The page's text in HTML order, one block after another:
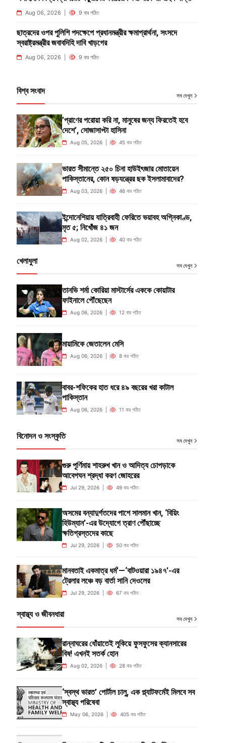
Aug 06, 2026 | 9 বার পঠিত
ছাত্রদের ওপর পুলিশি পদক্ষেপে প্রধানমন্ত্রীর ক্ষমাপ্রার্থনা, সংসদে
স্বরাষ্ট্রমন্ত্রীর জবাবদিহি দাবি খাড়গের
Aug 06, 2026 | 9 বার পঠিত
বিশ্ব সংবাদ সব দেখুন
’প্রাণের পরোয়া করি না, মানুষের জন্য ফিরতেই হবে
দেশে’, সোজাসাপ্টা হাসিনা
Aug 05, 2026 | 45 বার পঠিত
ভারত সীমান্তে ২৫০ চিনা হাউইৎজার মোতায়েন
পাকিস্তানের, কোন ষড়যন্ত্রের ছক ইসলামাবাদের?
Aug 03, 2026 | 46 বার পঠিত
ইন্দোনেশিয়ায় যাত্রিবাহী ফেরিতে ভয়াবহ অগ্নিকাণ্ড,
মৃত ৫; নিখোঁজ ৪১ জন
Aug 02, 2026 | 40 বার পঠিত
খেলাধুলা সব দেখুন
তানভি শর্মা কোরিয়া মাস্টার্সের এককে কোয়াটার
ফাইনালে পৌঁছেছেন
Aug 06, 2026 | 12 বার পঠিত
মায়ামিকে জেতালেন মেসি
Aug 06, 2026 | 8 বার পঠিত
বাবর-শফিকের হাত ধরে ৪৯ বছরের খরা কাটাল
পাকিস্তান
Aug 06, 2026 | 11 বার পঠিত
বিনোদন ও সংস্কৃতি সব দেখুন
গুরু পূর্ণিমায় শাহরুখ খান ও আদিত্য চোপড়াকে
আবেগঘন শ্রদ্ধা করণ জোহরের
Jul 29, 2026 | 49 বার পঠিত
অসমের বন্যাদুর্গতদের পাশে সালমান খান, ‘বিয়িং
হিউম্যান’-এর উদ্যোগে ত্রাণ পৌঁছাচ্ছে
ক্ষতিগ্রস্তদের কাছে
Jul 29, 2026 | 50 বার পঠিত
মানবতাই একমাত্র ধর্ম’—‘বাটওয়ারা ১৯৪৭’-এর
ট্রেলার লঞ্চে বড় বার্তা সানি দেওলের
Jul 29, 2026 | 67 বার পঠিত
স্বাস্থ্য ও জীবনধারা সব দেখুন
রান্নাঘরের ধোঁয়াতেই লুকিয়ে ফুসফুসের ক্যানসারের
বিষ! এখনই সতর্ক হোন
Aug 02, 2026 | 28 বার পঠিত
‘স্বস্থ ভারত’ পোর্টাল চালু, এক প্ল্যাটফর্মেই মিলবে সব
স্বাস্থ্য পরিষেবা
May 06, 2026 | 405 বার পঠিত